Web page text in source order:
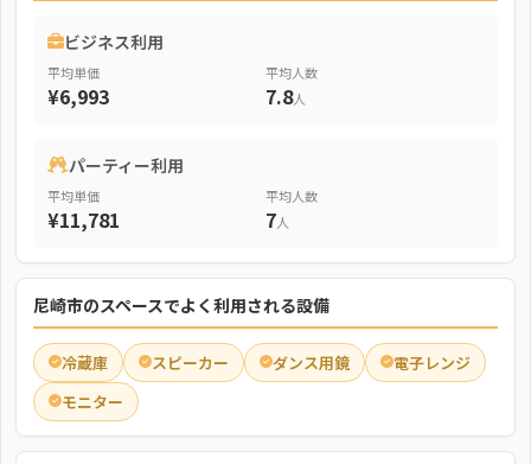
ビジネス利用
平均単価
¥6,993
平均人数
7.8人
パーティー利用
平均単価
¥11,781
平均人数
7人
尼崎市のスペースでよく利用される設備
冷蔵庫 スピーカー ダンス用鏡
電子レンジ
モニター